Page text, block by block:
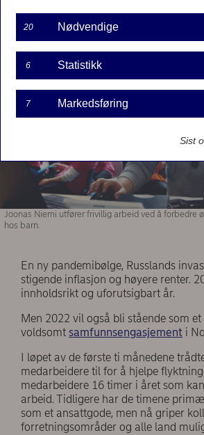
Joonas Niemi utfører frivillig arbeid ved å forbedre
hos barn.
En ny pandemibølge, Russlands
stigende inflasjon og høyere renter.
innholdsrikt og uforutsigbart år.
Men 2022 vil også bli stående som
voldsomt samfunnsengasjement i
I løpet av de første ti månedene
medarbeidere til for å hjelpe
medarbeidere 16 timer i året som
arbeid. Tidligere har de timene
som et ansattgode, men nå griper
forretningsområder og alle land
20 Nødvendige
6 Statistikk
7 Markedsføring
Sist